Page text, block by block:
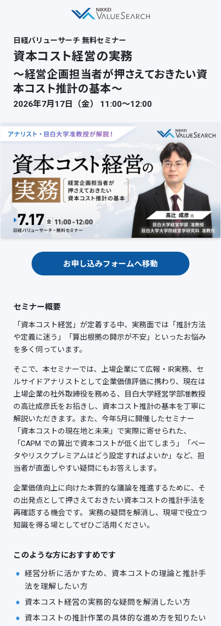
日経バリューサーチ 無料セミナー
資本コスト経営の実務
～経営企画担当者が押さえておきたい資
本コスト推計の基本～
2026年7月17日（金） 11:00〜12:00
お申し込みフォームへ移動
セミナー概要
「資本コスト経営」が定着する中、実務面では「推計方法
や定義に迷う」「算出根拠の開示が不安」といったお悩み
を多く伺っています。
そこで、本セミナーでは、上場企業にて広報・IR実務、セ
ルサイドアナリストとして企業価値評価に携わり、現在は
上場企業の社外取締役を務める、目白大学経営学部准教授
の高辻成彦氏をお招きし、資本コスト推計の基本を丁寧に
解説いただきます。また、今年5月に開催したセミナー
「資本コストの現在地と未来」で実際に寄せられた、
「CAPM での算出で資本コストが低く出てしまう」「ベー
タやリスクプレミアムはどう設定すればよいか」など、担
当者が直面しやすい疑問にもお答えします。
企業価値向上に向けた本質的な議論を推進するために、そ
の出発点として押さえておきたい資本コストの推計手法を
再確認する機会です。 実務の疑問を解消し、現場で役立つ
知識を得る場としてぜひご活用ください。
このような方におすすめです
経営分析に活かすため、資本コストの理論と推計手
法を理解したい方
資本コスト経営の実務的な疑問を解消したい方
資本コストの推計作業の具体的な進め方を知りたい